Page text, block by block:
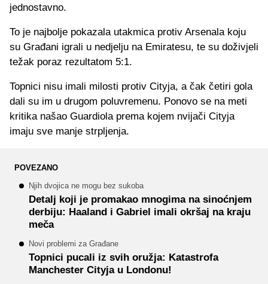
jednostavno.
To je najbolje pokazala utakmica protiv Arsenala koju
su Građani igrali u nedjelju na Emiratesu, te su doživjeli
težak poraz rezultatom 5:1.
Topnici nisu imali milosti protiv Cityja, a čak četiri gola
dali su im u drugom poluvremenu. Ponovo se na meti
kritika našao Guardiola prema kojem nvijači Cityja
imaju sve manje strpljenja.
POVEZANO
Njih dvojica ne mogu bez sukoba
Detalj koji je promakao mnogima na sinoćnjem
derbiju: Haaland i Gabriel imali okršaj na kraju
meča
Novi problemi za Građane
Topnici pucali iz svih oružja: Katastrofa
Manchester Cityja u Londonu!